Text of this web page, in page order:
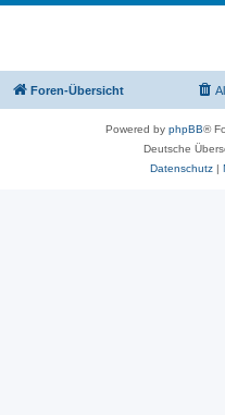
Foren-Übersicht
Powered by phpBB®
Deutsche
Datenschutz|